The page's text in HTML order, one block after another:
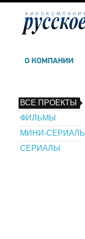
ВСЕ ПРОЕКТЫ
ФИЛЬМЫ
МИНИ-СЕРИАЛЫ
СЕРИАЛЫ